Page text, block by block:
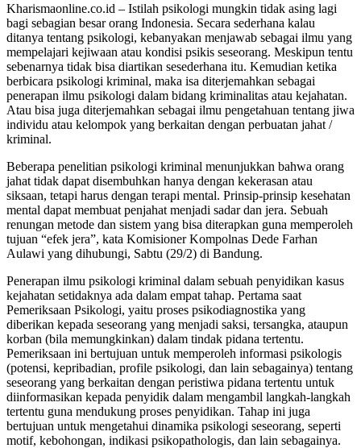
Kharismaonline.co.id – Istilah psikologi mungkin tidak asing lagi
bagi sebagian besar orang Indonesia. Secara sederhana kalau
ditanya tentang psikologi, kebanyakan menjawab sebagai ilmu yang
mempelajari kejiwaan atau kondisi psikis seseorang. Meskipun tentu
sebenarnya tidak bisa diartikan sesederhana itu. Kemudian ketika
berbicara psikologi kriminal, maka isa diterjemahkan sebagai
penerapan ilmu psikologi dalam bidang kriminalitas atau kejahatan.
Atau bisa juga diterjemahkan sebagai ilmu pengetahuan tentang jiwa
individu atau kelompok yang berkaitan dengan perbuatan jahat /
kriminal.
Beberapa penelitian psikologi kriminal menunjukkan bahwa orang
jahat tidak dapat disembuhkan hanya dengan kekerasan atau
siksaan, tetapi harus dengan terapi mental. Prinsip-prinsip kesehatan
mental dapat membuat penjahat menjadi sadar dan jera. Sebuah
renungan metode dan sistem yang bisa diterapkan guna memperoleh
tujuan “efek jera”, kata Komisioner Kompolnas Dede Farhan
Aulawi yang dihubungi, Sabtu (29/2) di Bandung.
Penerapan ilmu psikologi kriminal dalam sebuah penyidikan kasus
kejahatan setidaknya ada dalam empat tahap. Pertama saat
Pemeriksaan Psikologi, yaitu proses psikodiagnostika yang
diberikan kepada seseorang yang menjadi saksi, tersangka, ataupun
korban (bila memungkinkan) dalam tindak pidana tertentu.
Pemeriksaan ini bertujuan untuk memperoleh informasi psikologis
(potensi, kepribadian, profile psikologi, dan lain sebagainya) tentang
seseorang yang berkaitan dengan peristiwa pidana tertentu untuk
diinformasikan kepada penyidik dalam mengambil langkah-langkah
tertentu guna mendukung proses penyidikan. Tahap ini juga
bertujuan untuk mengetahui dinamika psikologi seseorang, seperti
motif, kebohongan, indikasi psikopathologis, dan lain sebagainya.